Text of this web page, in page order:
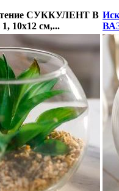
СУККУЛЕНТ В
10х12 см,...